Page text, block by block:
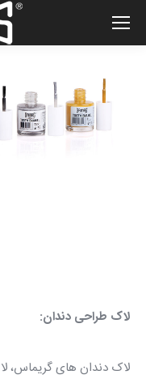
لاک طراحی دندان:
لاک دندان های گریماس،